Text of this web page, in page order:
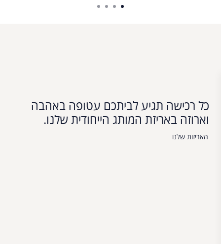
כל רכישה תגיע לביתכם עטופה באהבה
וארוזה באריזת המותג הייחודית שלנו.
האריזות שלנו